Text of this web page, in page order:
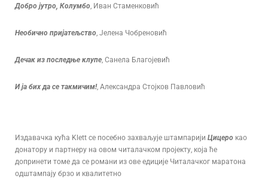
Добро јутро, Колумбо, Иван Стаменковић
Необично пријатељство, Јелена Чобреновић
Дечак из последње клупе, Санела Благојевић
И ја бих да се такмичим!, Александра Стојков Павловић
Издавачка кућа Klett се посебно захваљује штампарији Цицеро као
донатору и партнеру на овом читалачком пројекту, која ће
допринети томе да се романи из ове едиције Читалачког маратона
одштампају брзо и квалитетно